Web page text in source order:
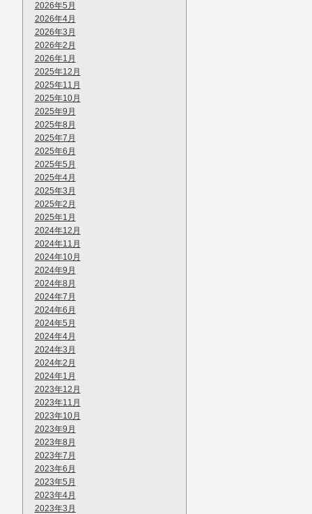
2026年5月
2026年4月
2026年3月
2026年2月
2026年1月
2025年12月
2025年11月
2025年10月
2025年9月
2025年8月
2025年7月
2025年6月
2025年5月
2025年4月
2025年3月
2025年2月
2025年1月
2024年12月
2024年11月
2024年10月
2024年9月
2024年8月
2024年7月
2024年6月
2024年5月
2024年4月
2024年3月
2024年2月
2024年1月
2023年12月
2023年11月
2023年10月
2023年9月
2023年8月
2023年7月
2023年6月
2023年5月
2023年4月
2023年3月